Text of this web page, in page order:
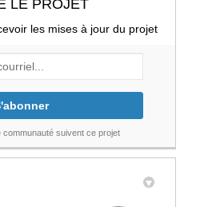
LE PROJET
les mises à jour du projet
suivent ce projet